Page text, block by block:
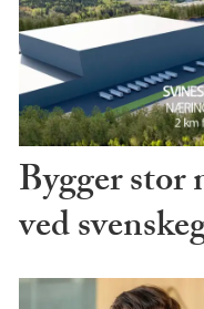
Bygger
ved